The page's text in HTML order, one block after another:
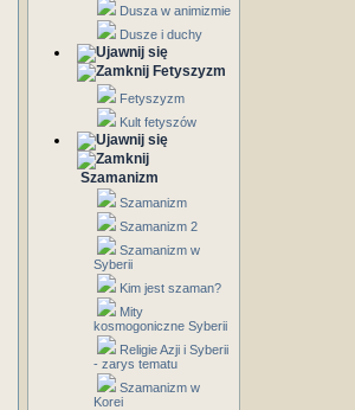
Dusza w animizmie
Dusze i duchy
Fetyszyzm
Fetyszyzm
Kult fetyszów
Szamanizm
Szamanizm
Szamanizm 2
Szamanizm w
Syberii
Kim jest szaman?
Mity
kosmogoniczne Syberii
Religie Azji i Syberii
- zarys tematu
Szamanizm w
Korei